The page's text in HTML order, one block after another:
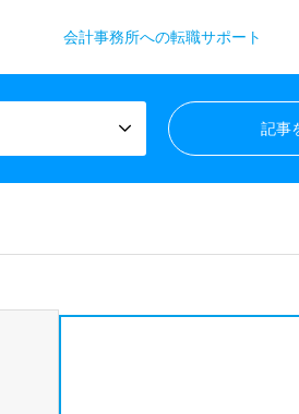
会計事務所への転職サポート